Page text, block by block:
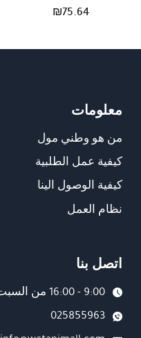
₪75.64
معلومات
من هو وطني مول
كيفية عمل الطلبية
كيفية الوصول الينا
نظام العمل
اتصل بنا
9:00 - 16:00 من السبت للخميس
025855963